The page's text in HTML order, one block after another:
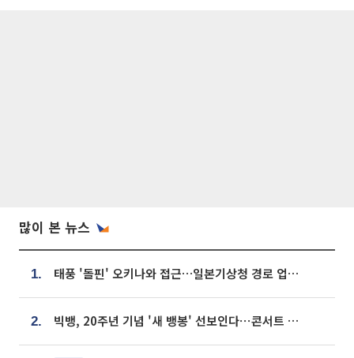
많이 본 뉴스
1. 태풍 '돌핀' 오키나와 접근…일본기상청 경로 업데이트
2. 빅뱅, 20주년 기념 '새 뱅봉' 선보인다⋯콘서트 앞두고 팝업 개최